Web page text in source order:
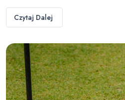
Czytaj Dalej